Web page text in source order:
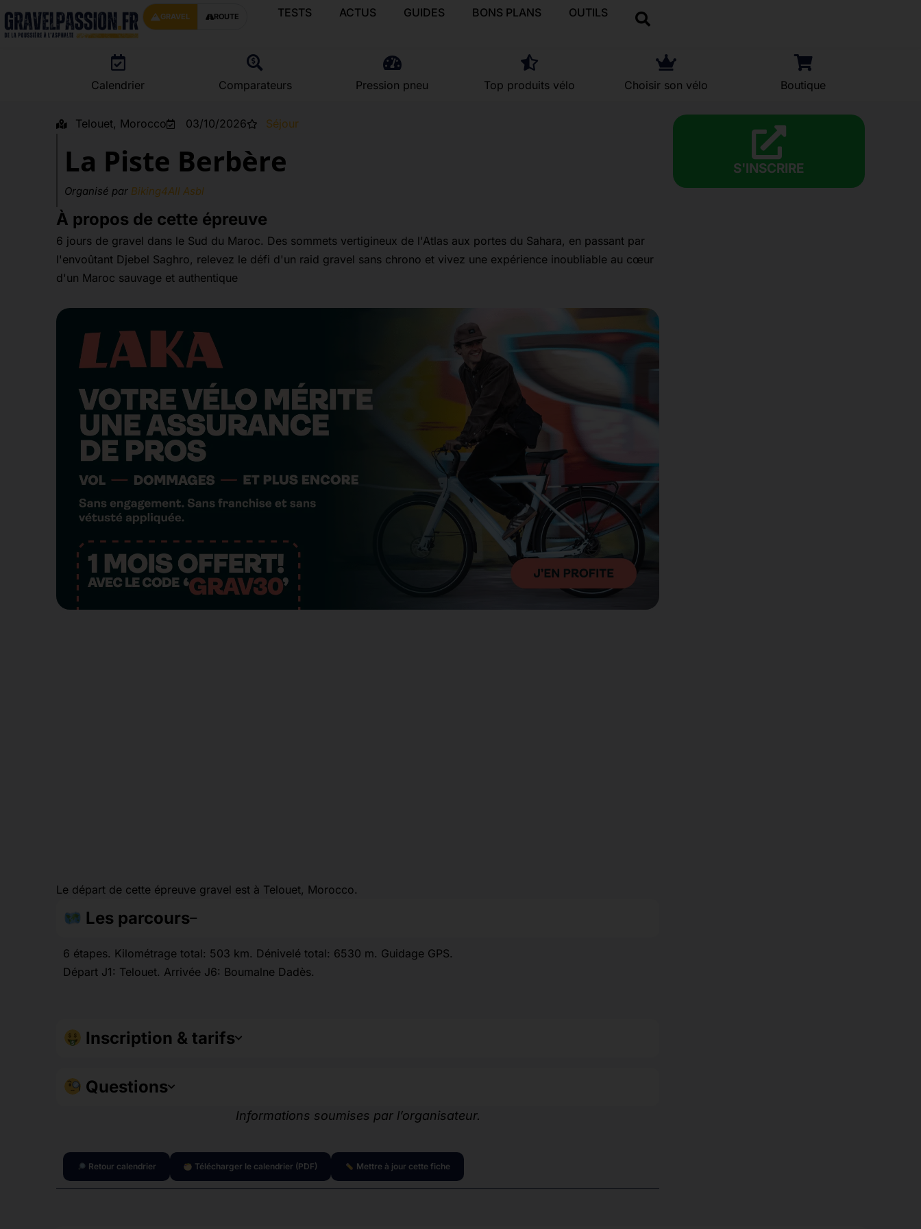
GRAVEL ROUTE TESTS ACTUS GUIDES BONS PLANS OUTILS
Calendrier Comparateurs Pression pneu Top produits vélo Choisir son vélo Boutique
Telouet, Morocco 03/10/2026 Séjour
La Piste Berbère
Organisé par Biking4All Asbl
À propos de cette épreuve
6 jours de gravel dans le Sud du Maroc. Des sommets vertigineux de l'Atlas aux portes du Sahara, en passant par
l'envoûtant Djebel Saghro, relevez le défi d'un raid gravel sans chrono et vivez une expérience inoubliable au cœur
d'un Maroc sauvage et authentique
Le départ de cette épreuve gravel est à Telouet, Morocco.
Les parcours
6 étapes. Kilométrage total: 503 km. Dénivelé total: 6530 m. Guidage GPS.
Départ J1: Telouet. Arrivée J6: Boumalne Dadès.
Inscription & tarifs
Questions
Informations soumises par l’organisateur.
Retour calendrier Télécharger le calendrier (PDF) Mettre à jour cette fiche
S'INSCRIRE